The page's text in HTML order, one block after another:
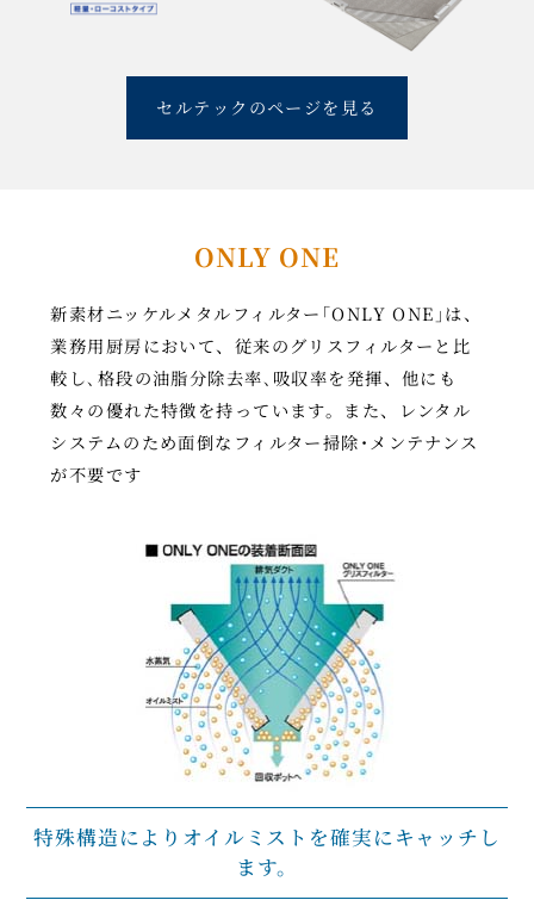
セルテックのページを見る
ONLY ONE
新素材ニッケルメタルフィルター｢ONLY ONE｣は、
業務用厨房において、従来のグリスフィルターと比
較し､格段の油脂分除去率､吸収率を発揮、他にも
数々の優れた特徴を持っています。また、レンタル
システムのため面倒なフィルター掃除･メンテナンス
が不要です
特殊構造によりオイルミストを確実にキャッチし
ます。